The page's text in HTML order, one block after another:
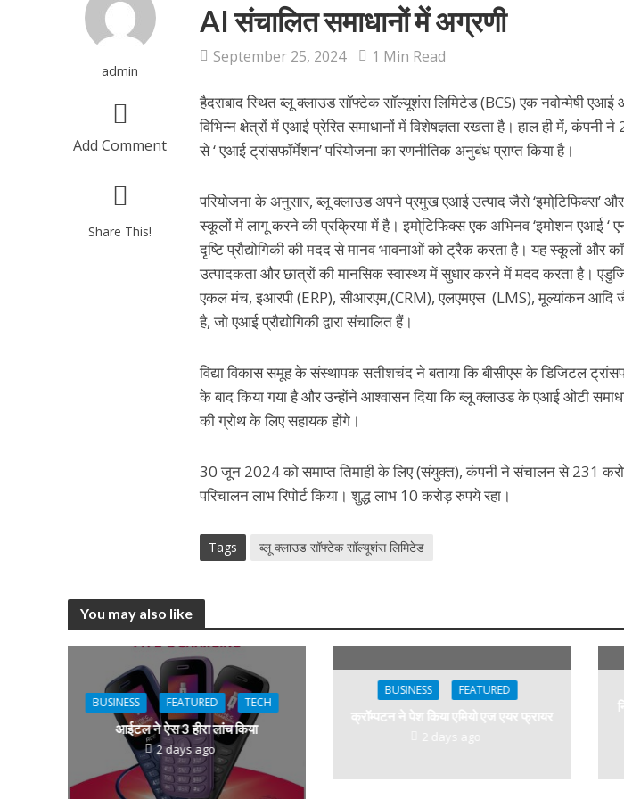
admin
Add Comment
Share This!
AI संचालित समाधानों में अग्रणी
September 25, 2024 1 Min Read
हैदराबाद स्थित ब्लू क्लाउड सॉफ्टेक सॉल्यूशंस लिमिटेड (BCS) एक नवोन्मेषी एआई
विभिन्न क्षेत्रों में एआई प्रेरित समाधानों में विशेषज्ञता रखता है। हाल ही में, कंपनी ने
से ‘ एआई ट्रांसफॉर्मेशन’ परियोजना का रणनीतिक अनुबंध प्राप्त किया है।
परियोजना के अनुसार, ब्लू क्लाउड अपने प्रमुख एआई उत्पाद जैसे ‘इमो्टिफिक्स’ और
स्कूलों में लागू करने की प्रक्रिया में है। इमो्टिफिक्स एक अभिनव ‘इमोशन एआई ‘
दृष्टि प्रौद्योगिकी की मदद से मानव भावनाओं को ट्रैक करता है। यह स्कूलों और
उत्पादकता और छात्रों की मानसिक स्वास्थ्य में सुधार करने में मदद करता है।
एकल मंच, इआरपी (ERP), सीआरएम,(CRM), एलएमएस (LMS), मूल्यांकन आदि
है, जो एआई प्रौद्योगिकी द्वारा संचालित हैं।
विद्या विकास समूह के संस्थापक सतीशचंद ने बताया कि बीसीएस के डिजिटल
के बाद किया गया है और उन्होंने आश्वासन दिया कि ब्लू क्लाउड के एआई ओटी
की ग्रोथ के लिए सहायक होंगे।
30 जून 2024 को समाप्त तिमाही के लिए (संयुक्त), कंपनी ने संचालन से 231
परिचालन लाभ रिपोर्ट किया। शुद्ध लाभ 10 करोड़ रुपये रहा।
Tags ब्लू क्लाउड सॉफ्टेक सॉल्यूशंस लिमिटेड
You may also like
BUSINESS FEATURED TECH
आईटल ने ऐस 3 हीरा लांच किया
2 days ago
BUSINESS FEATURED
क्रॉम्पटन ने पेश किया एमियो एज एयर फ्रायर
2 days ago